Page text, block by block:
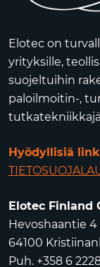
Elotec on
yrityksille,
suojeltuihin
paloilmoitin-,
Hyödyllisiä
Elotec Finland
Hevoshaantie 4
64100
Puh. +358 6